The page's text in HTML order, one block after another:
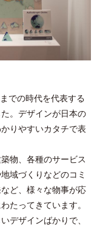
での時代を代表する
。デザインが日本の
りやすいカタチで表
物、各種のサービス
域づくりなどのコミ
ど、様々な物事が応
たってきています。
デザインばかりで、